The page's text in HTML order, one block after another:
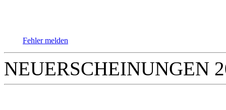
Fehler melden
NEUERSCHEINUNGEN